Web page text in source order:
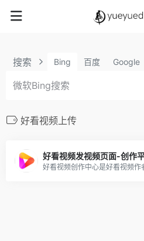
搜索 Bing 百度 Google
好看视频上传